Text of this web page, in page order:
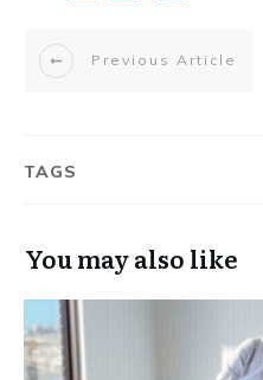
Previous Article
TAGS
You may also like